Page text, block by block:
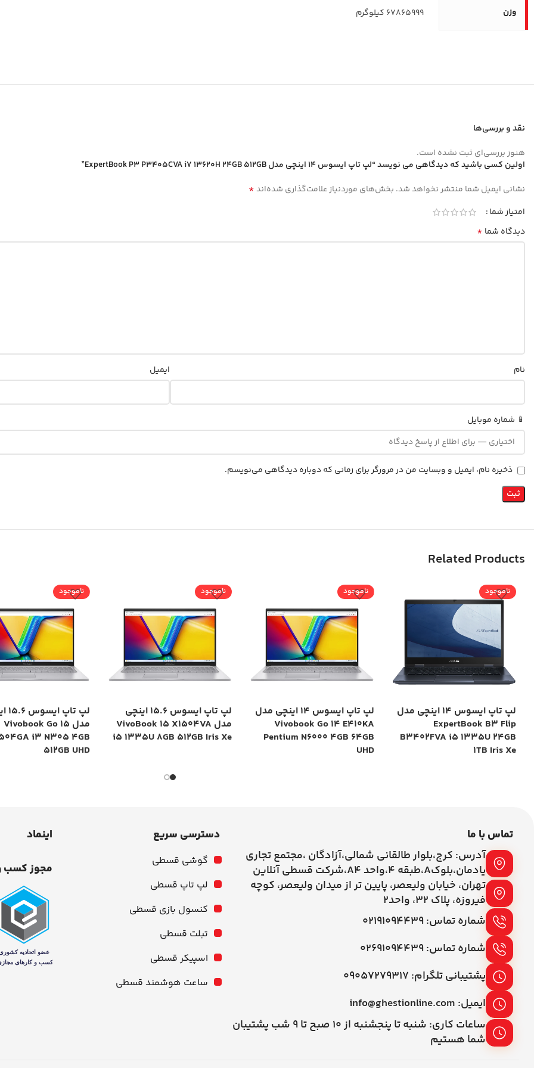
وزن 67865999 کیلوگرم
نقد و بررسی‌ها
هنوز بررسی‌ای ثبت نشده است.
اولین کسی باشید که دیدگاهی می نویسد “لپ تاپ ایسوس 14 اینچی مدل ExpertBook P3 P3405CVA i7 13620H 24GB 512GB”
نشانی ایمیل شما منتشر نخواهد شد. بخش‌های موردنیاز علامت‌گذاری شده‌اند*
امتیاز شما
دیدگاه شما *
نام ایمیل
📱 شماره موبایل
ذخیره نام، ایمیل و وبسایت من در مرورگر برای زمانی که دوباره دیدگاهی می‌نویسم.
Related Products
ناموجود
لپ تاپ ایسوس 14 اینچی مدل
ExpertBook B3 Flip
B3402FVA i5 1335U 24GB
1TB Iris Xe
ناموجود
لپ تاپ ایسوس 14 اینچی مدل
Vivobook Go 14 E410KA
Pentium N6000 4GB 64GB
UHD
ناموجود
لپ تاپ ایسوس 15.6 اینچی
مدل VivoBook 15 X1504VA
i5 1335U 8GB 512GB Iris Xe
ناموجود
لپ
مدل Vivobook Go 15
i3 N305 4GB
512GB UHD
تماس با ما
آدرس: کرج،بلوار طالقانی شمالی،آزادگان ،مجتمع تجاری
یادمان،بلوکA،طبقه ۴،واحد A4،شرکت قسطی آنلاین
تهران، خیابان ولیعصر، پایین تر از میدان ولیعصر، کوچه
فیروزه، پلاک 32، واحد2
شماره تماس: ۰۲۱۹۱۰۹۴۴۳۹
شماره تماس: ۰۲۶۹۱۰۹۴۴۳۹
پشتیبانی تلگرام: ۰۹۰۵۷۲۷۹۳۱۷
ایمیل: info@ghestionline.com
ساعات کاری: شنبه تا پنجشنبه از ۱۰ صبح تا ۹ شب پشتیبان
شما هستیم
دسترسی سریع
گوشی قسطی
لپ تاپ قسطی
کنسول بازی قسطی
تبلت قسطی
اسپیکر قسطی
ساعت هوشمند قسطی
اینماد
مجوز کسب